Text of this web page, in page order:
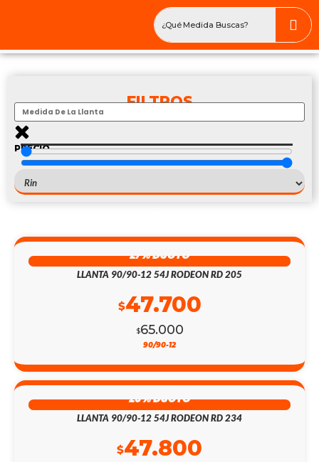
FILTROS
PRECIO
27% DSCTO
LLANTA 90/90-12 54J RODEON RD 205
$65.000
$47.700
90/90-12
26% DSCTO
LLANTA 90/90-12 54J RODEON RD 234
$47.800